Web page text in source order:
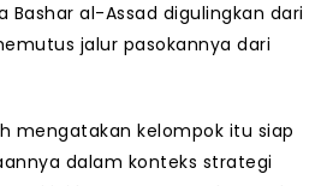
Bashar al-Assad digulingkan dari
jalur pasokannya dari
mengatakan kelompok itu siap
dalam konteks strategi